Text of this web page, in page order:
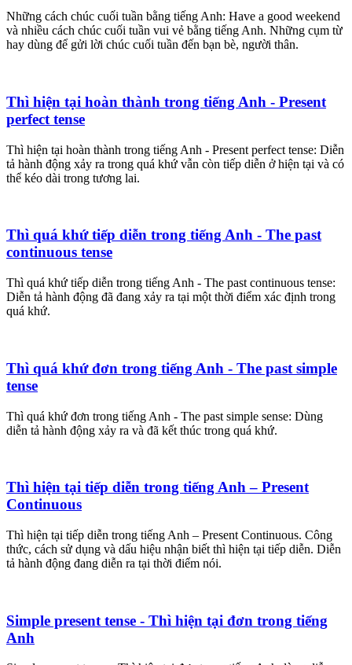
Những cách chúc cuối tuần bằng tiếng Anh: Have a good weekend
và nhiều cách chúc cuối tuần vui vẻ bằng tiếng Anh. Những cụm từ
hay dùng để gửi lời chúc cuối tuần đến bạn bè, người thân.
Thì hiện tại hoàn thành trong tiếng Anh - Present
perfect tense
Thì hiện tại hoàn thành trong tiếng Anh - Present perfect tense: Diễn
tả hành động xảy ra trong quá khứ vẫn còn tiếp diễn ở hiện tại và có
thể kéo dài trong tương lai.
Thì quá khứ tiếp diễn trong tiếng Anh - The past
continuous tense
Thì quá khứ tiếp diễn trong tiếng Anh - The past continuous tense:
Diễn tả hành động đã đang xảy ra tại một thời điểm xác định trong
quá khứ.
Thì quá khứ đơn trong tiếng Anh - The past simple
tense
Thì quá khứ đơn trong tiếng Anh - The past simple sense: Dùng
diễn tả hành động xảy ra và đã kết thúc trong quá khứ.
Thì hiện tại tiếp diễn trong tiếng Anh – Present
Continuous
Thì hiện tại tiếp diễn trong tiếng Anh – Present Continuous. Công
thức, cách sử dụng và dấu hiệu nhận biết thì hiện tại tiếp diễn. Diễn
tả hành động đang diễn ra tại thời điểm nói.
Simple present tense - Thì hiện tại đơn trong tiếng
Anh